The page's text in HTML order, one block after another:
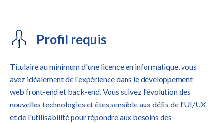
Profil requis
Titulaire au minimum d'une licence en informatique, vous
avez idéalement de l'expérience dans le développement
web front-end et back-end. Vous suivez l'évolution des
nouvelles technologies et êtes sensible aux défis de l'UI/UX
et de l'utilisabilité pour répondre aux besoins des